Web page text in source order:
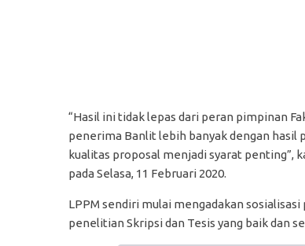
“Hasil ini tidak lepas dari peran pimpinan
penerima Banlit lebih banyak dengan
kualitas proposal menjadi syarat penting”,
pada Selasa, 11 Februari 2020.
LPPM sendiri mulai mengadakan
penelitian Skripsi dan Tesis yang baik dan